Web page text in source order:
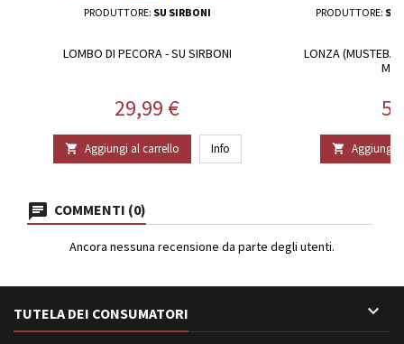
PRODUTTORE: SU SIRBONI
LOMBO DI PECORA - SU SIRBONI
Prezzo
29,99 €
 Aggiungi al carrello Info
PRODUTTORE:
LONZA (MUSTEBA)
 Aggiungi
COMMENTI (0)
Ancora nessuna recensione da parte degli utenti.
TUTELA DEI CONSUMATORI 